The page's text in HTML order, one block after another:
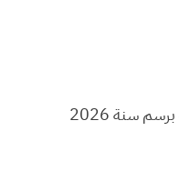
سنة 2026